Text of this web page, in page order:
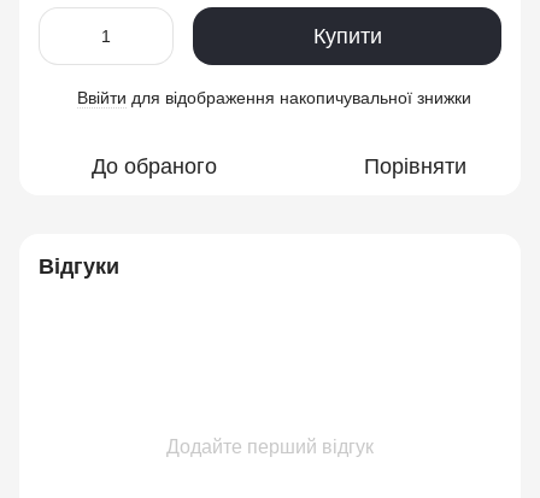
Купити
Ввійти для відображення накопичувальної знижки
До обраного Порівняти
Відгуки
Додайте перший відгук